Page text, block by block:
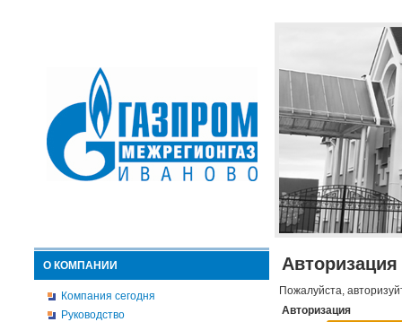
О КОМПАНИИ
Компания сегодня
Руководство
Авторизация
Пожалуйста,
Авторизация